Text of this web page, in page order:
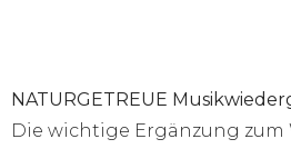
NATURGETREUE
Die wichtige Ergänzung